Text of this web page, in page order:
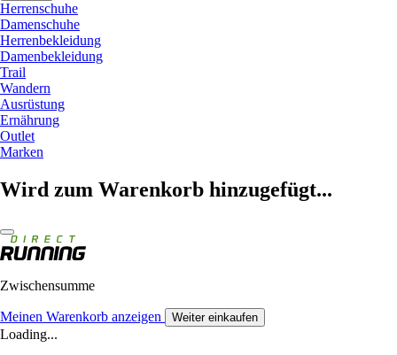
Herrenschuhe
Damenschuhe
Herrenbekleidung
Damenbekleidung
Trail
Wandern
Ausrüstung
Ernährung
Outlet
Marken
Wird zum Warenkorb hinzugefügt...
Zwischensumme
Meinen Warenkorb anzeigen Weiter einkaufen
Loading...